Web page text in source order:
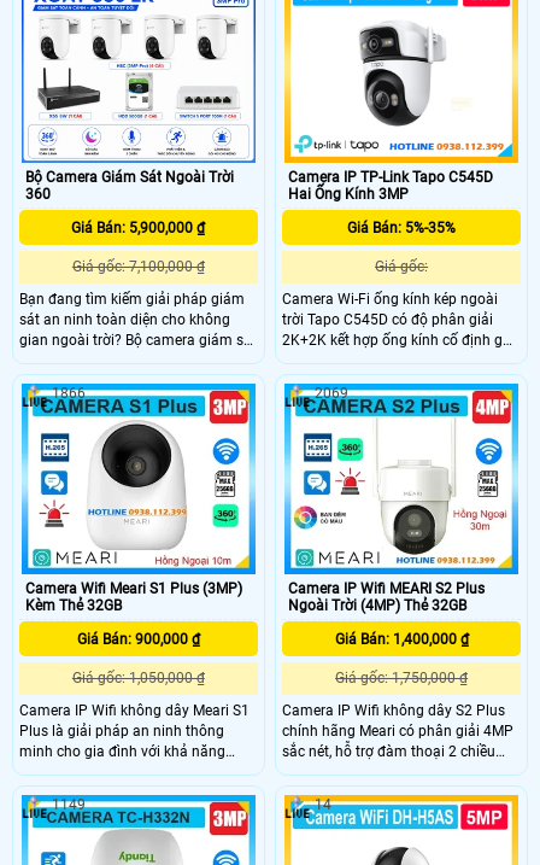
động tùy chỉnh, trang bị nắp che
ống kính vật lý bảo vệ quyền riêng
âm thanh ánh sáng và âm thanh
tùy chỉnh. Hỗ trợ đàm thoại hai
chiều quản lý qua ứng dụng Tapo và
chuẩn chống nước IP65.
Bộ Camera Giám Sát Ngoài Trời
360
Giá Bán: 5,900,000 ₫
Giá gốc: 7,100,000 ₫
Bạn đang tìm kiếm giải pháp giám
sát an ninh toàn diện cho không
gian ngoài trời? Bộ camera giám sát
360 độ Ezviz CS-H8C là một trong
những option mà bạn cần chú ý tới.
Với khả năng quay quét linh hoạt
hoạt động ổn định môi trường khắc
nghiệt, chống chịu mưa gió, tích hợp
mic loa đàm thoại, phát hiện người
phương tiện và giám sát ban đêm
có màu sắ
Camera IP TP-Link Tapo C545D
Hai Ống Kính 3MP
Giá Bán: 5%-35%
Giá gốc:
Camera Wi-Fi ống kính kép ngoài
trời Tapo C545D có độ phân giải
2K+2K kết hợp ống kính cố định góc
rộng và ống kính xoay/nghiêng
giám sát hai khu vực hỗ trợ theo dõi
kép động 360° Công nghệ nhận diện
AI thông minh. Kết nối LAN/Wi-Fi,
tuần tra khu vực, chuẩn kháng nước
và bụi IP66 .
Camera Wifi Meari S1 Plus (3MP)
Kèm Thẻ 32GB
Giá Bán: 900,000 ₫
Giá gốc: 1,050,000 ₫
Camera IP Wifi không dây Meari S1
Plus là giải pháp an ninh thông
minh cho gia đình với khả năng
quay xoay 360 độ có độ phân giải
3MP sắc nét. Camera hỗ trợ hồng
ngoại ban đêm 10m, đàm thoại hai
chiều, theo dõi chuyển động tự động
và nhận dạng cơ thể người chính
1866
Camera IP Wifi MEARI S2 Plus
Ngoài Trời (4MP) Thẻ 32GB
Giá Bán: 1,400,000 ₫
Giá gốc: 1,750,000 ₫
Camera IP Wifi không dây S2 Plus
chính hãng Meari có phân giải 4MP
sắc nét, hỗ trợ đàm thoại 2 chiều
tiện lợi và còi hú báo động thông
minh. Được trang bị hồng ngoại tầm
nhìn xa 30m, đèn LED có màu ban
đêm lên đến 20m, giúp quan sát rõ
ràng cả ngày lẫn đêm. Ngoài ra,
2069
1149 14